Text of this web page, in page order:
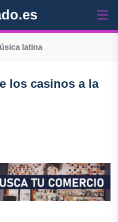
latina
los casinos a la